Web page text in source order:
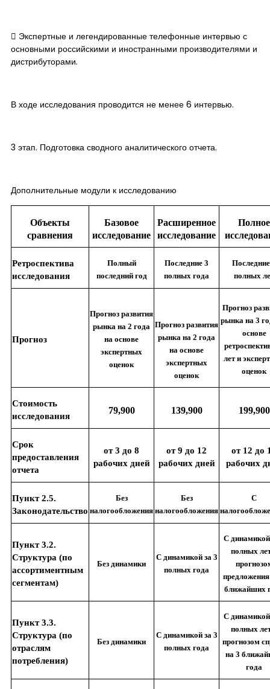
​ Экспертные и легендированные телефонные интервью с
основными российскими и иностранными производителями и
дистрибуторами.
В ходе исследования проводится не менее 6 интервью.
3 этап. Подготовка сводного аналитического отчета.
Дополнительные модули к исследованию
Объекты
сравнения
Базовое
исследование
Расширенное
исследование
Полное
Ретроспектива
исследования
Полный
последний год
Последние 3
полных года
полных
Прогноз
Прогноз развития
рынка на 2 года
на основе
экспертных
оценок
Прогноз развития
рынка на 2 года
на основе
экспертных
оценок
Прогноз
рынка на 3
основе
лет и
оценок
Стоимость
исследования
79,900 139,900 199,900
Срок
предоставления
отчета
от 3 до 8
рабочих дней
от 9 до 12
рабочих дней
от 12 до
рабочих
Пункт 2.5.
Законодательство
Без
налогообложения
Без
налогообложения
С
Пункт 3.2.
Структура (по
ассортиментным
сегментам)
Без динамики
С динамикой за 3
полных года
С динамикой
полных
ближайших
Пункт 3.3.
Структура (по
отраслям
потребления)
Без динамики
С динамикой за 3
полных года
С динамикой
полных
прогнозом
на 3
года